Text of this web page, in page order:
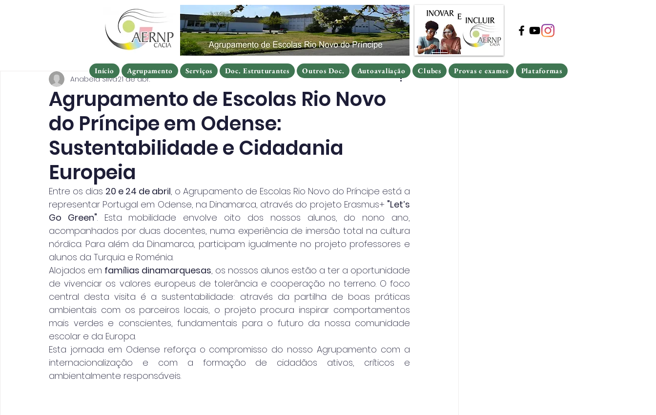
Agrupamento de Escolas Rio Novo
do Príncipe em Odense:
Sustentabilidade e Cidadania
Europeia
Anabela Silva21 de abr.
Entre os dias 20 e 24 de abril, o Agrupamento de Escolas Rio Novo do Príncipe está a
representar Portugal em Odense, na Dinamarca, através do projeto Erasmus+ "Let’s
Go Green". Esta mobilidade envolve oito dos nossos alunos, do nono ano,
acompanhados por duas docentes, numa experiência de imersão total na cultura
nórdica. Para além da Dinamarca, participam igualmente no projeto professores e
alunos da Turquia e Roménia.
Alojados em famílias dinamarquesas, os nossos alunos estão a ter a oportunidade
de vivenciar os valores europeus de tolerância e cooperação no terreno. O foco
central desta visita é a sustentabilidade: através da partilha de boas práticas
ambientais com os parceiros locais, o projeto procura inspirar comportamentos
mais verdes e conscientes, fundamentais para o futuro da nossa comunidade
escolar e da Europa.
Esta jornada em Odense reforça o compromisso do nosso Agrupamento com a
internacionalização e com a formação de cidadãos ativos, críticos e
ambientalmente responsáveis.
Agrupamento Serviços Doc. Estruturantes Outros Doc. Autoavaliação Clubes Provas e exames
Início Agrupamento Serviços Doc. Estruturantes Outros Doc. Autoavaliação Clubes Provas e exames
Início Agrupamento Serviços Doc. Estruturantes Outros Doc. Autoavaliação Clubes Provas e exames Plataformas